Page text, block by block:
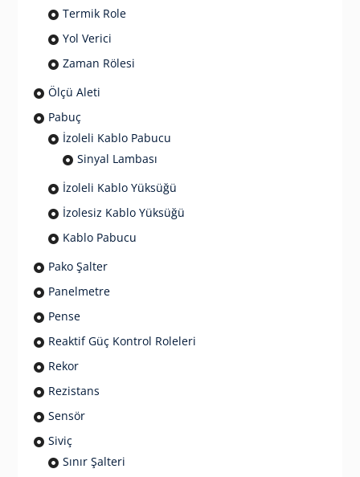
Termik Role
Yol Verici
Zaman Rölesi
Ölçü Aleti
Pabuç
İzoleli Kablo Pabucu
Sinyal Lambası
İzoleli Kablo Yüksüğü
İzolesiz Kablo Yüksüğü
Kablo Pabucu
Pako Şalter
Panelmetre
Pense
Reaktif Güç Kontrol Roleleri
Rekor
Rezistans
Sensör
Siviç
Sınır Şalteri